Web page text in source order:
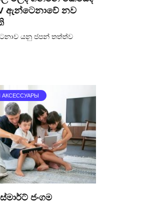
ඇන්ටෙනාවේ නව
යනු ජපන් තත්ත්ව
ජංගම